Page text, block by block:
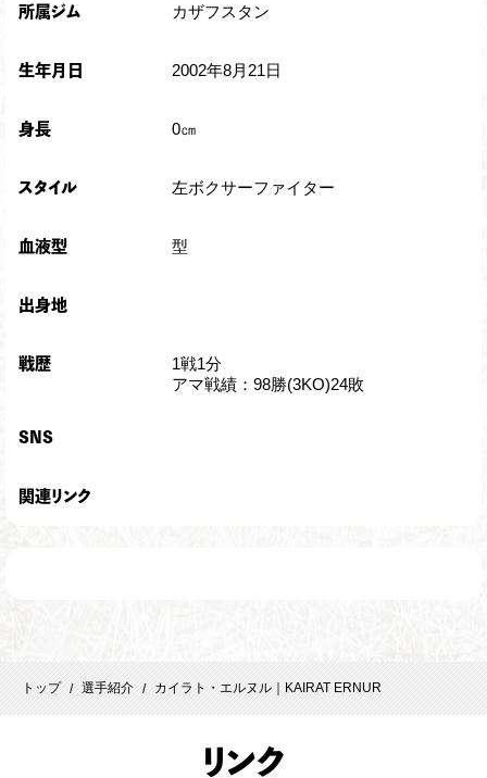
所属ジム カザフスタン
生年月日 2002年8月21日
身長 0㎝
スタイル 左ボクサーファイター
血液型 型
出身地
戦歴
1戦1分
アマ戦績：98勝(3KO)24敗
SNS
関連リンク
トップ / 選手紹介 / カイラト・エルヌル｜KAIRAT ERNUR
リンク